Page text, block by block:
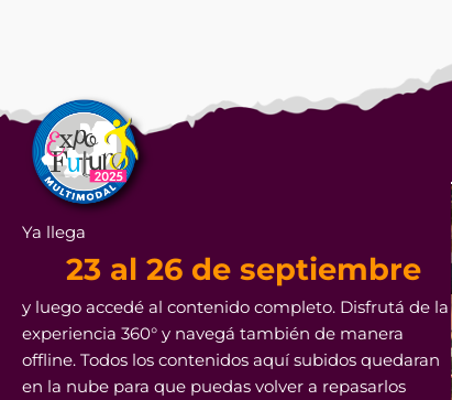
Ya llega
23 al 26 de septiembre
y luego accedé al contenido completo. Disfrutá de la
experiencia 360° y navegá también de manera
offline. Todos los contenidos aquí subidos quedaran
en la nube para que puedas volver a repasarlos